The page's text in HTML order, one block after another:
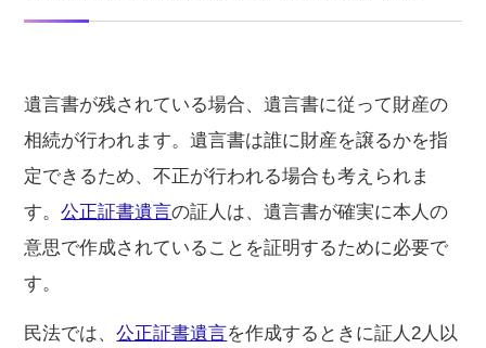
遺言書が残されている場合、遺言書に従って財産の
相続が行われます。遺言書は誰に財産を譲るかを指
定できるため、不正が行われる場合も考えられま
す。公正証書遺言の証人は、遺言書が確実に本人の
意思で作成されていることを証明するために必要で
す。
民法では、公正証書遺言を作成するときに証人2人以